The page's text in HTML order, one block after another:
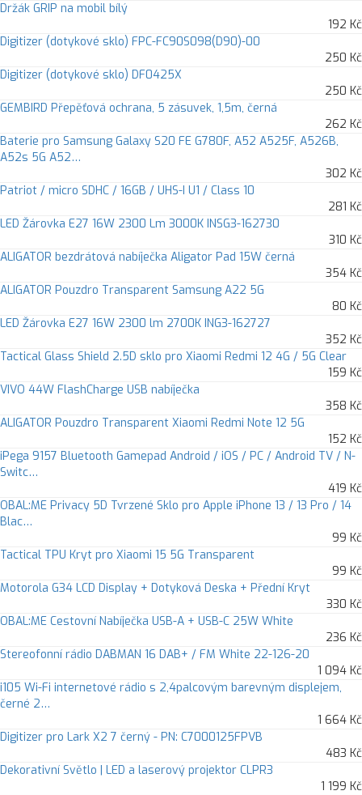
Držák GRIP na mobil bílý
192 Kč
Digitizer (dotykové sklo) FPC-FC90S098(D90)-00
250 Kč
Digitizer (dotykové sklo) DF0425X
250 Kč
GEMBIRD Přepěťová ochrana, 5 zásuvek, 1,5m, černá
262 Kč
Baterie pro Samsung Galaxy S20 FE G780F, A52 A525F, A526B,
A52s 5G A52…
302 Kč
Patriot / micro SDHC / 16GB / UHS-I U1 / Class 10
281 Kč
LED Žárovka E27 16W 2300 Lm 3000K INSG3-162730
310 Kč
ALIGATOR bezdrátová nabíječka Aligator Pad 15W černá
354 Kč
ALIGATOR Pouzdro Transparent Samsung A22 5G
80 Kč
LED Žárovka E27 16W 2300 lm 2700K ING3-162727
352 Kč
Tactical Glass Shield 2.5D sklo pro Xiaomi Redmi 12 4G / 5G Clear
159 Kč
VIVO 44W FlashCharge USB nabíječka
358 Kč
ALIGATOR Pouzdro Transparent Xiaomi Redmi Note 12 5G
152 Kč
iPega 9157 Bluetooth Gamepad Android / iOS / PC / Android TV / N-
Switc…
419 Kč
OBAL:ME Privacy 5D Tvrzené Sklo pro Apple iPhone 13 / 13 Pro / 14
Blac…
99 Kč
Tactical TPU Kryt pro Xiaomi 15 5G Transparent
99 Kč
Motorola G34 LCD Display + Dotyková Deska + Přední Kryt
330 Kč
OBAL:ME Cestovní Nabíječka USB-A + USB-C 25W White
236 Kč
Stereofonní rádio DABMAN 16 DAB+ / FM White 22-126-20
1 094 Kč
i105 Wi-Fi internetové rádio s 2,4palcovým barevným displejem,
černé 2…
1 664 Kč
Digitizer pro Lark X2 7 černý - PN: C7000125FPVB
483 Kč
Dekorativní Světlo | LED a laserový projektor CLPR3
1 199 Kč